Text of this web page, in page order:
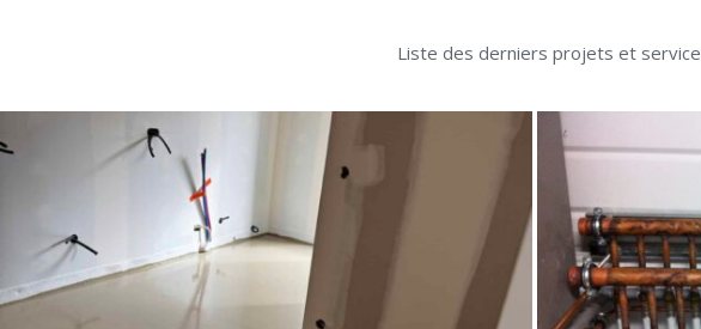
Liste des derniers projets et